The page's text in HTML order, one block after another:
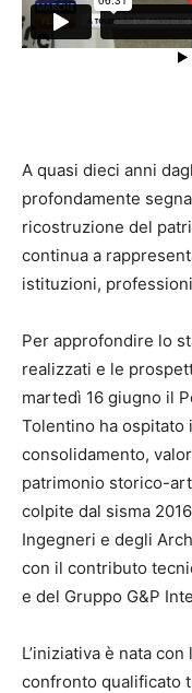
A quasi dieci anni
profondamente
ricostruzione del
continua a
istituzioni,
Per approfondire lo
realizzati e le
martedì 16 giugno il
Tolentino ha ospitato
consolidamento,
patrimonio storico-
colpite dal sisma
Ingegneri e degli
con il contributo
e del Gruppo G&P
L’iniziativa è nata
confronto qualificato